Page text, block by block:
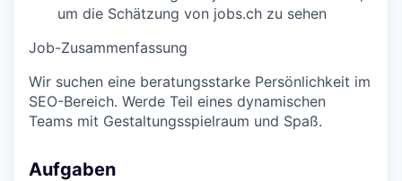
um die Schätzung von jobs.ch zu sehen
Job-Zusammenfassung
Wir suchen eine beratungsstarke Persönlichkeit im
SEO-Bereich. Werde Teil eines dynamischen
Teams mit Gestaltungsspielraum und Spaß.
Aufgaben